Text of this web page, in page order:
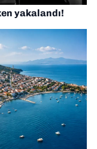
yakalandı!